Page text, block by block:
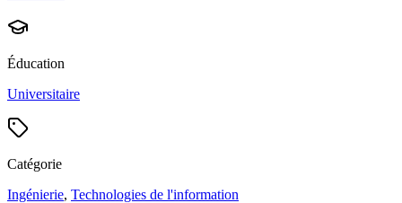
Éducation
Universitaire
Catégorie
Ingénierie, Technologies de l'information